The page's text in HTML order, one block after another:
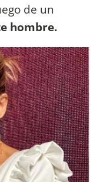
de un
hombre.